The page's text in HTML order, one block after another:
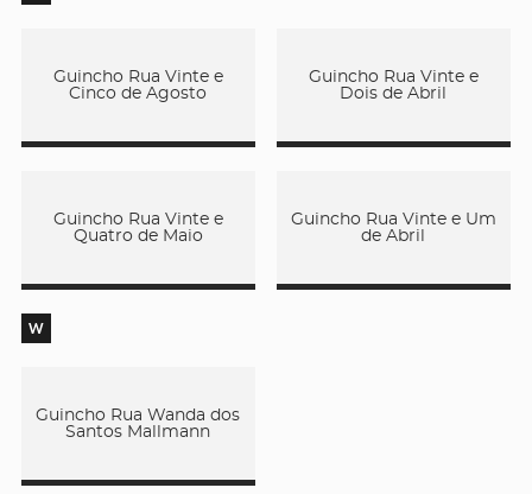
Guincho Rua Vinte e
Cinco de Agosto
Guincho Rua Vinte e
Dois de Abril
Guincho Rua Vinte e
Quatro de Maio
Guincho Rua Vinte e Um
de Abril
W
Guincho Rua Wanda dos
Santos Mallmann